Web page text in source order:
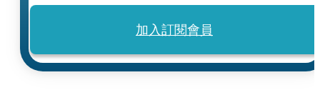
加入訂閱會員